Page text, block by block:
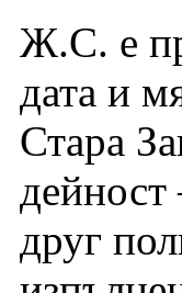
Ж.С. е
дата и
Стара
дейност
друг